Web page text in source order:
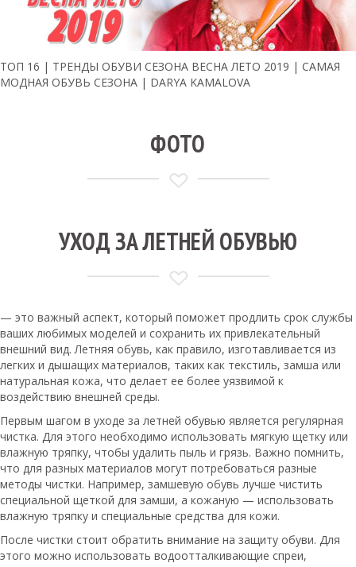
ТОП 16 | ТРЕНДЫ ОБУВИ СЕЗОНА ВЕСНА ЛЕТО 2019 | САМАЯ
МОДНАЯ ОБУВЬ СЕЗОНА | DARYA KAMALOVA
ФОТО
УХОД ЗА ЛЕТНЕЙ ОБУВЬЮ
— это важный аспект, который поможет продлить срок службы
ваших любимых моделей и сохранить их привлекательный
внешний вид. Летняя обувь, как правило, изготавливается из
легких и дышащих материалов, таких как текстиль, замша или
натуральная кожа, что делает ее более уязвимой к
воздействию внешней среды.
Первым шагом в уходе за летней обувью является регулярная
чистка. Для этого необходимо использовать мягкую щетку или
влажную тряпку, чтобы удалить пыль и грязь. Важно помнить,
что для разных материалов могут потребоваться разные
методы чистки. Например, замшевую обувь лучше чистить
специальной щеткой для замши, а кожаную — использовать
влажную тряпку и специальные средства для кожи.
После чистки стоит обратить внимание на защиту обуви. Для
этого можно использовать водоотталкивающие спреи,